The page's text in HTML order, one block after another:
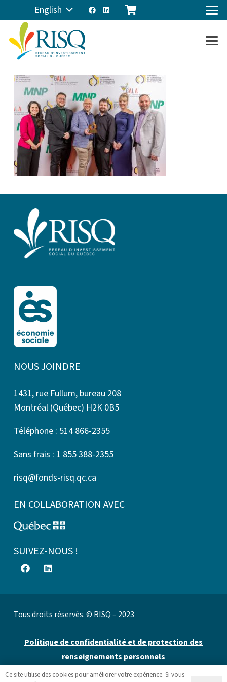
English
NOUS JOINDRE
1431, rue Fullum, bureau 208
Montréal (Québec) H2K 0B5
Téléphone : 514 866-2355
Sans frais : 1 855 388-2355
risq@fonds-risq.qc.ca
EN COLLABORATION AVEC
SUIVEZ-NOUS !
Tous droits réservés. © RISQ – 2023
Politique de confidentialité et de protection des
renseignements personnels
Ce site utilise des cookies pour améliorer votre expérience. Si vous